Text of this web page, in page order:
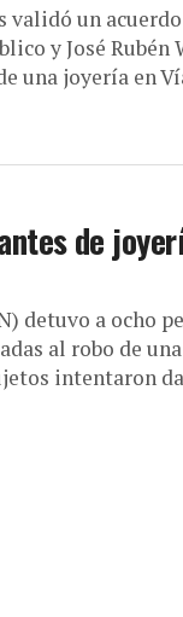
un
y José Rubén
una joyería en
de
detuvo a ocho
al robo de
intentaron